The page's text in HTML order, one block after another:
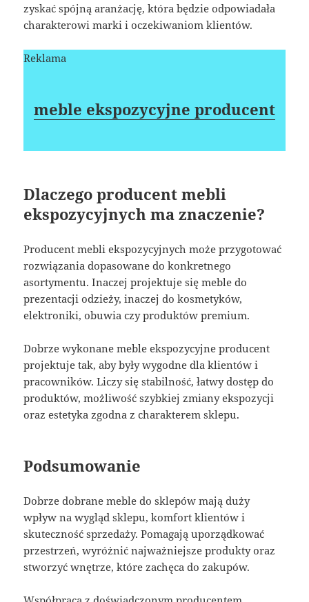
zyskać spójną aranżację, która będzie odpowiadała
charakterowi marki i oczekiwaniom klientów.
Reklama
meble ekspozycyjne producent
Dlaczego producent mebli
ekspozycyjnych ma znaczenie?
Producent mebli ekspozycyjnych może przygotować
rozwiązania dopasowane do konkretnego
asortymentu. Inaczej projektuje się meble do
prezentacji odzieży, inaczej do kosmetyków,
elektroniki, obuwia czy produktów premium.
Dobrze wykonane meble ekspozycyjne producent
projektuje tak, aby były wygodne dla klientów i
pracowników. Liczy się stabilność, łatwy dostęp do
produktów, możliwość szybkiej zmiany ekspozycji
oraz estetyka zgodna z charakterem sklepu.
Podsumowanie
Dobrze dobrane meble do sklepów mają duży
wpływ na wygląd sklepu, komfort klientów i
skuteczność sprzedaży. Pomagają uporządkować
przestrzeń, wyróżnić najważniejsze produkty oraz
stworzyć wnętrze, które zachęca do zakupów.